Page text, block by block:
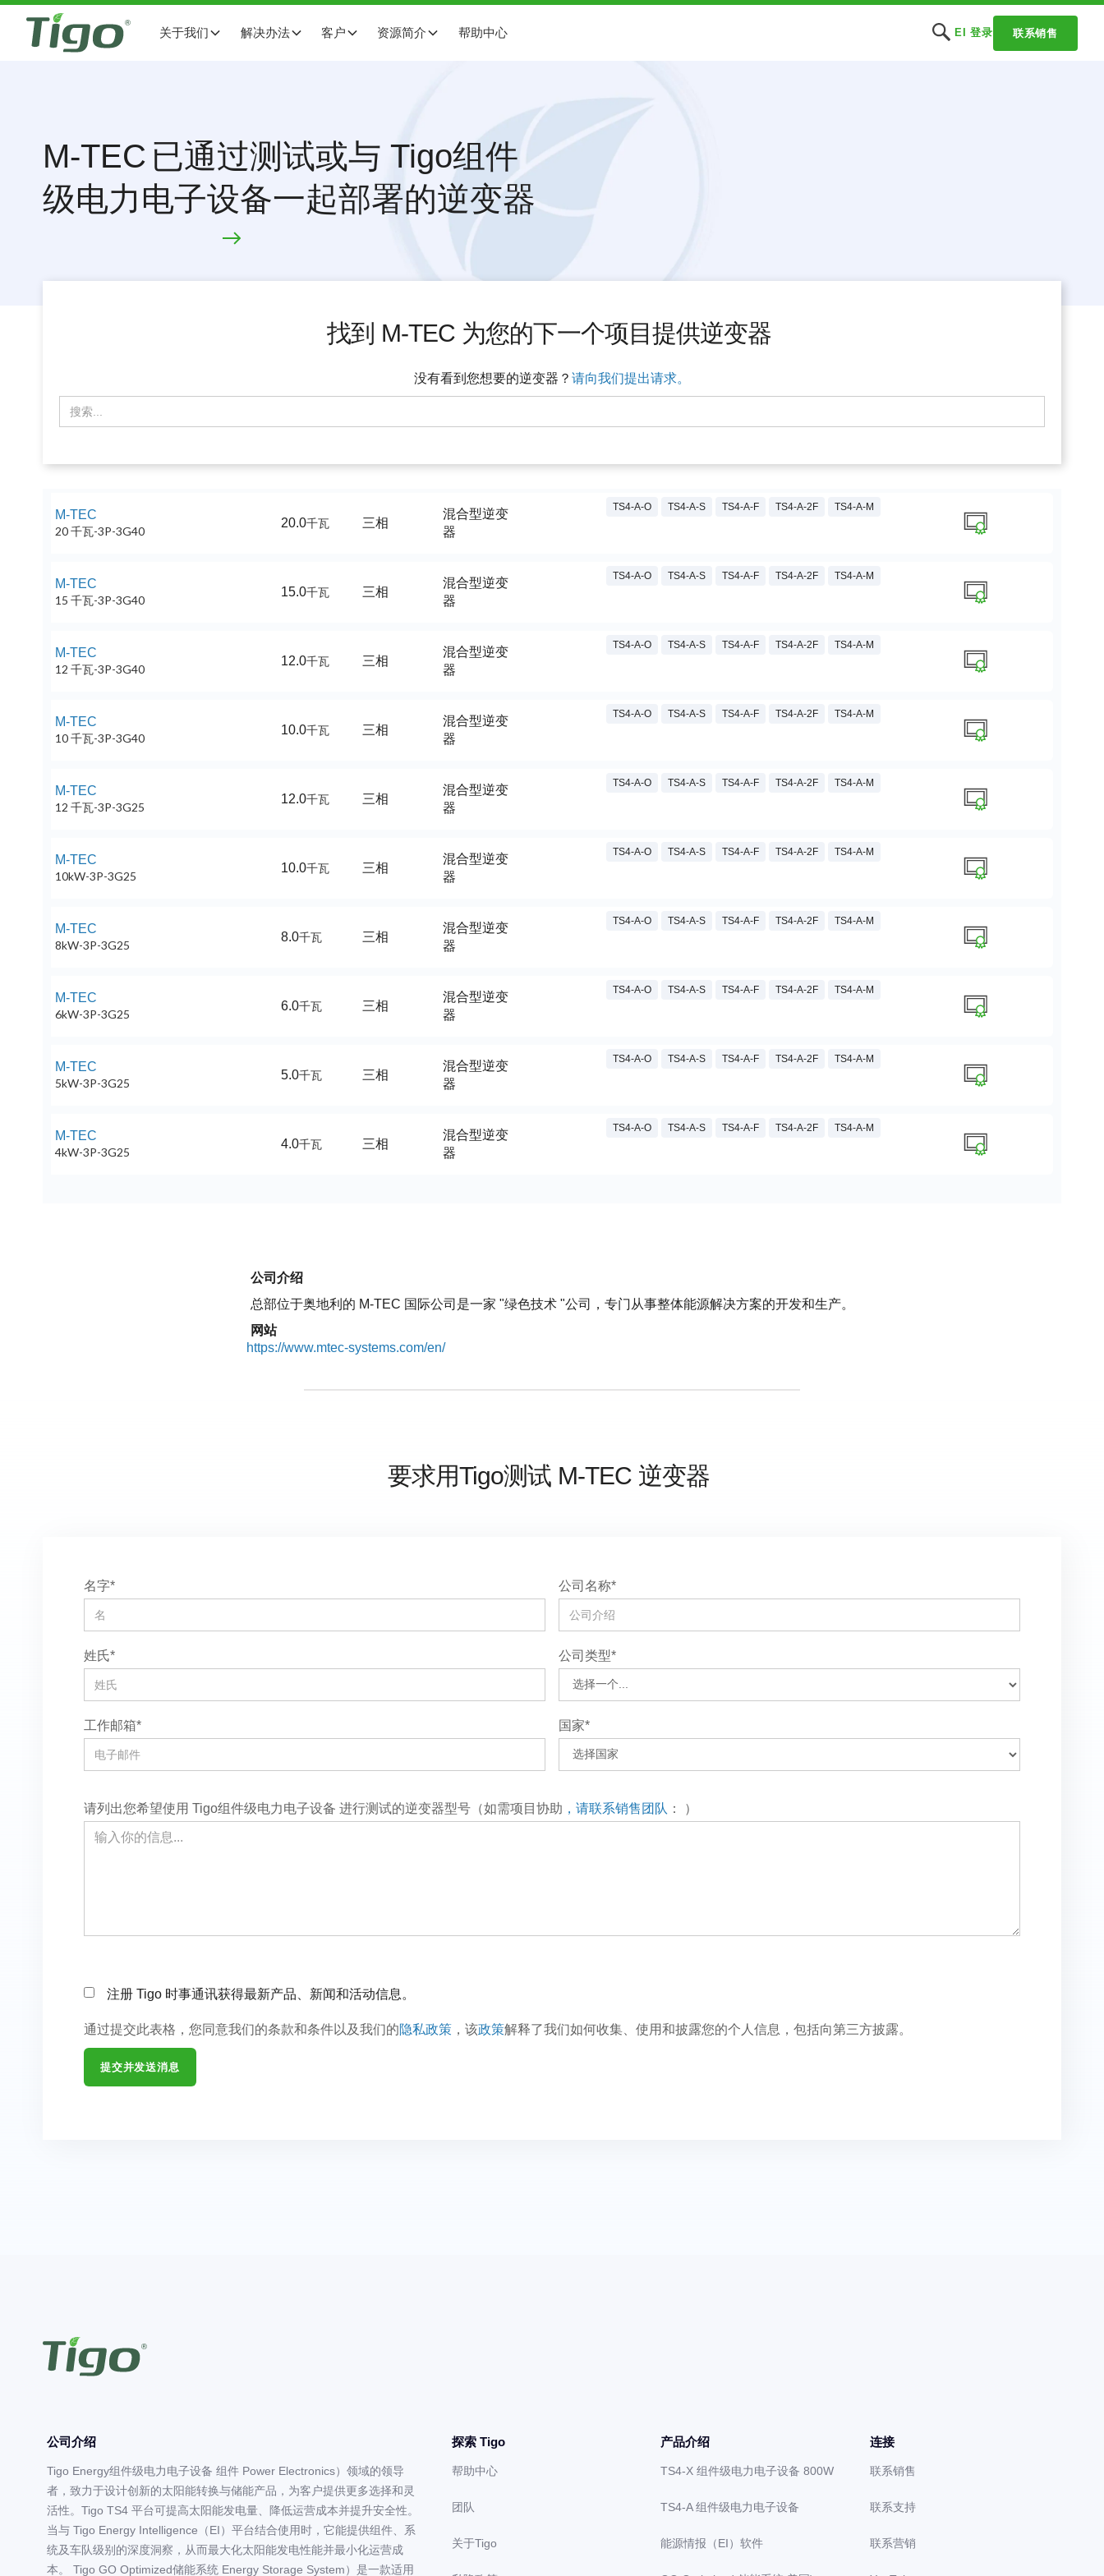
关于我们 解决办法 客户 资源简介 帮助中心 EI 登录 联系销售
M-TEC 已通过测试或与 Tigo组件
级电力电子设备一起部署的逆变器
找到 M-TEC 为您的下一个项目提供逆变器
没有看到您想要的逆变器？ 请向我们提出请求。
M-TEC
20 千瓦-3P-3G40
20.0千瓦 三相
混合型逆变
器
TS4-A-O TS4-A-S TS4-A-F TS4-A-2F TS4-A-M
M-TEC
15 千瓦-3P-3G40
15.0千瓦 三相
混合型逆变
器
TS4-A-O TS4-A-S TS4-A-F TS4-A-2F TS4-A-M
M-TEC
12 千瓦-3P-3G40
12.0千瓦 三相
混合型逆变
器
TS4-A-O TS4-A-S TS4-A-F TS4-A-2F TS4-A-M
M-TEC
10 千瓦-3P-3G40
10.0千瓦 三相
混合型逆变
器
TS4-A-O TS4-A-S TS4-A-F TS4-A-2F TS4-A-M
M-TEC
12 千瓦-3P-3G25
12.0千瓦 三相
混合型逆变
器
TS4-A-O TS4-A-S TS4-A-F TS4-A-2F TS4-A-M
M-TEC
10kW-3P-3G25
10.0千瓦 三相
混合型逆变
器
TS4-A-O TS4-A-S TS4-A-F TS4-A-2F TS4-A-M
M-TEC
8kW-3P-3G25
8.0千瓦 三相
混合型逆变
器
TS4-A-O TS4-A-S TS4-A-F TS4-A-2F TS4-A-M
M-TEC
6kW-3P-3G25
6.0千瓦 三相
混合型逆变
器
TS4-A-O TS4-A-S TS4-A-F TS4-A-2F TS4-A-M
M-TEC
5kW-3P-3G25
5.0千瓦 三相
混合型逆变
器
TS4-A-O TS4-A-S TS4-A-F TS4-A-2F TS4-A-M
M-TEC
4kW-3P-3G25
4.0千瓦 三相
混合型逆变
器
TS4-A-O TS4-A-S TS4-A-F TS4-A-2F TS4-A-M
公司介绍
总部位于奥地利的 M-TEC 国际公司是一家 "绿色技术 "公司，专门从事整体能源解决方案的开发和生产。
网站
https://www.mtec-systems.com/en/
要求用Tigo测试 M-TEC 逆变器
名字*
姓氏*
工作邮箱*
公司名称*
公司类型*
国家*
请列出您希望使用 Tigo组件级电力电子设备 进行测试的逆变器型号（如需项目协助 ，请联系销售团队 ： ）
注册 Tigo 时事通讯获得最新产品、新闻和活动信息。
通过提交此表格，您同意我们的条款和条件以及我们的隐私政策 ，该政策解释了我们如何收集、使用和披露您的个人信息，包括向第三方披露。
公司介绍
Tigo Energy组件级电力电子设备 组件 Power Electronics）领域的领导
者，致力于设计创新的太阳能转换与储能产品，为客户提供更多选择和灵
活性。Tigo TS4 平台可提高太阳能发电量、降低运营成本并提升安全性。
当与 Tigo Energy Intelligence（EI）平台结合使用时，它能提供组件、系
统及车队级别的深度洞察，从而最大化太阳能发电性能并最小化运营成
本。 Tigo GO Optimized储能系统 Energy Storage System）是一款适用
探索 Tigo
帮助中心
团队
关于Tigo
产品介绍
TS4-X 组件级电力电子设备 800W
TS4-A 组件级电力电子设备
能源情报（EI）软件
连接
联系销售
联系支持
联系营销